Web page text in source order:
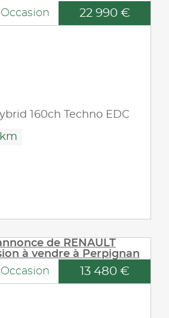
Occasion 22 990 €
160ch Techno EDC
km
Occasion 13 480 €